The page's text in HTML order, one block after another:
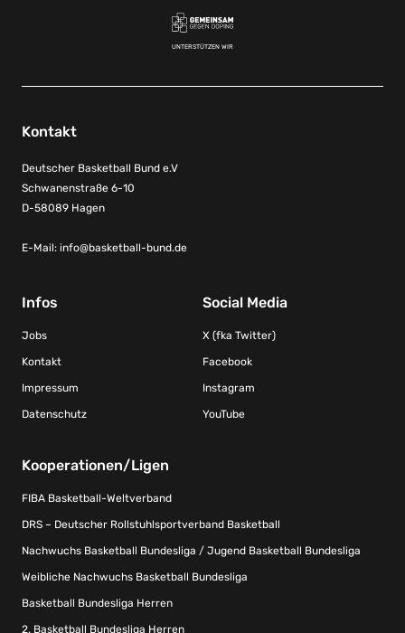
UNTERSTÜTZEN WIR
Kontakt
Deutscher Basketball Bund e.V
Schwanenstraße 6-10
D-58089 Hagen
E-Mail: info@basketball-bund.de
Infos
Jobs
Kontakt
Impressum
Datenschutz
Social Media
X (fka Twitter)
Facebook
Instagram
YouTube
Kooperationen/Ligen
FIBA Basketball-Weltverband
DRS – Deutscher Rollstuhlsportverband Basketball
Nachwuchs Basketball Bundesliga / Jugend Basketball Bundesliga
Weibliche Nachwuchs Basketball Bundesliga
Basketball Bundesliga Herren
2. Basketball Bundesliga Herren